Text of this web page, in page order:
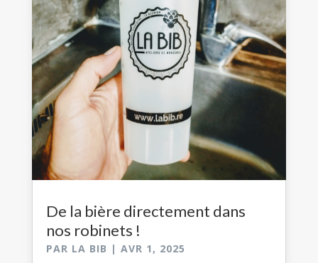
De la bière directement dans
nos robinets !
PAR LA BIB | AVR 1, 2025